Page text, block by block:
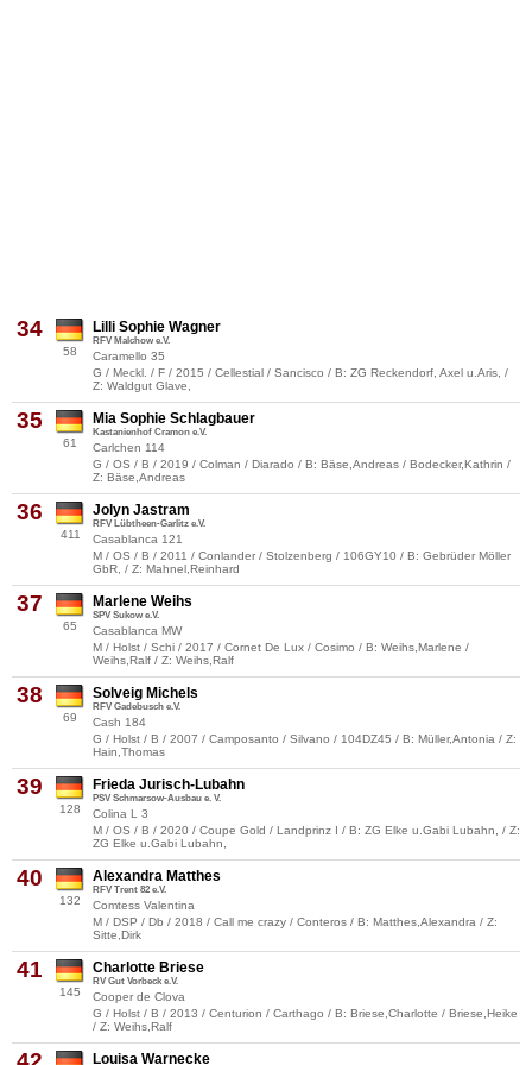
34
58
Lilli Sophie Wagner
RFV Malchow e.V.
Caramello 35
G / Meckl. / F / 2015 / Cellestial / Sancisco / B: ZG Reckendorf, Axel u.Aris, /
Z: Waldgut Glave,
35
61
Mia Sophie Schlagbauer
Kastanienhof Cramon e.V.
Carlchen 114
G / OS / B / 2019 / Colman / Diarado / B: Bäse,Andreas / Bodecker,Kathrin /
Z: Bäse,Andreas
36
411
Jolyn Jastram
RFV Lübtheen-Garlitz e.V.
Casablanca 121
M / OS / B / 2011 / Conlander / Stolzenberg / 106GY10 / B: Gebrüder Möller
GbR, / Z: Mahnel,Reinhard
37
65
Marlene Weihs
SPV Sukow e.V.
Casablanca MW
M / Holst / Schi / 2017 / Cornet De Lux / Cosimo / B: Weihs,Marlene /
Weihs,Ralf / Z: Weihs,Ralf
38
69
Solveig Michels
RFV Gadebusch e.V.
Cash 184
G / Holst / B / 2007 / Camposanto / Silvano / 104DZ45 / B: Müller,Antonia / Z:
Hain,Thomas
39
128
Frieda Jurisch-Lubahn
PSV Schmarsow-Ausbau e. V.
Colina L 3
M / OS / B / 2020 / Coupe Gold / Landprinz I / B: ZG Elke u.Gabi Lubahn, / Z:
ZG Elke u.Gabi Lubahn,
40
132
Alexandra Matthes
RFV Trent 82 e.V.
Comtess Valentina
M / DSP / Db / 2018 / Call me crazy / Conteros / B: Matthes,Alexandra / Z:
Sitte,Dirk
41
145
Charlotte Briese
RV Gut Vorbeck e.V.
Cooper de Clova
G / Holst / B / 2013 / Centurion / Carthago / B: Briese,Charlotte / Briese,Heike
/ Z: Weihs,Ralf
Louisa Warnecke